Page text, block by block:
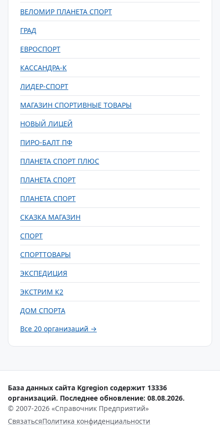
ВЕЛОМИР ПЛАНЕТА СПОРТ
ГРАД
ЕВРОСПОРТ
КАССАНДРА-К
ЛИДЕР-СПОРТ
МАГАЗИН СПОРТИВНЫЕ ТОВАРЫ
НОВЫЙ ЛИЦЕЙ
ПИРО-БАЛТ ПФ
ПЛАНЕТА СПОРТ ПЛЮС
ПЛАНЕТА СПОРТ
ПЛАНЕТА СПОРТ
СКАЗКА МАГАЗИН
СПОРТ
СПОРТТОВАРЫ
ЭКСПЕДИЦИЯ
ЭКСТРИМ К2
ДОМ СПОРТА
Все 20 организаций →
База данных сайта Kgregion содержит 13336
организаций. Последнее обновление: 08.08.2026.
© 2007-2026 «Справочник Предприятий»
СвязатьсяПолитика конфиденциальности